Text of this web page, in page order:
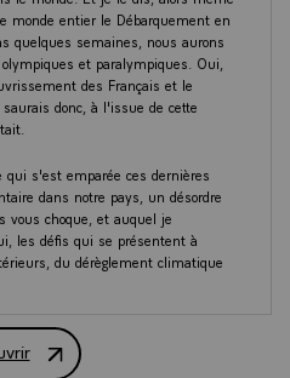
monde entier le Débarquement en
quelques semaines, nous aurons
et paralympiques. Oui,
des Français et le
donc, à l'issue de cette
s'est emparée ces dernières
dans notre pays, un désordre
vous choque, et auquel je
les défis qui se présentent à
du dérèglement climatique
consultations prévues à l'article
aux Français.